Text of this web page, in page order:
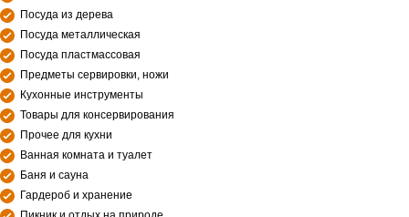
Посуда из дерева
Посуда металлическая
Посуда пластмассовая
Предметы сервировки, ножи
Кухонные инструменты
Товары для консервирования
Прочее для кухни
Ванная комната и туалет
Баня и сауна
Гардероб и хранение